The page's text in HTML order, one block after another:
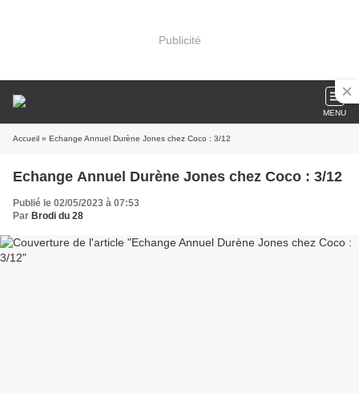
Publicité
MENU
Accueil » Echange Annuel Durène Jones chez Coco : 3/12
Echange Annuel Durène Jones chez Coco : 3/12
Publié le 02/05/2023 à 07:53
Par Brodi du 28